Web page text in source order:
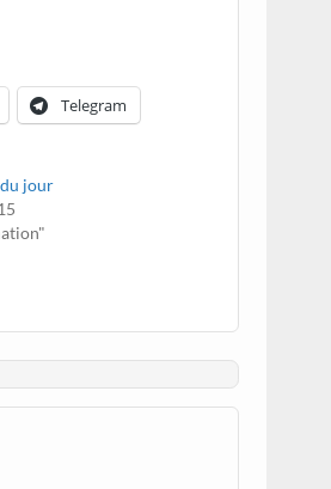
Telegram
du jour